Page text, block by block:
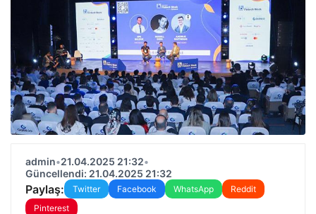
admin•21.04.2025 21:32•
Güncellendi: 21.04.2025 21:32
Paylaş: Twitter Facebook WhatsApp
Reddit
Pinterest